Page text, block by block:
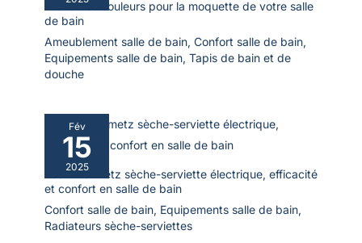
Meilleures couleurs pour la moquette de votre salle
de bain
Ameublement salle de bain, Confort salle de bain,
Equipements salle de bain, Tapis de bain et de
douche
Fév
15
2025
Test : heilmetz sèche-serviette électrique, efficacité
et confort en salle de bain
Confort salle de bain, Equipements salle de bain,
Radiateurs sèche-serviettes